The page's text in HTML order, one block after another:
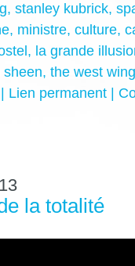
, stanley kubrick,
, ministre, culture,
, la grande
sheen, the west wing
Lien permanent
la totalité